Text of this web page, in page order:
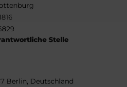
Stelle
Berlin, Deutschland